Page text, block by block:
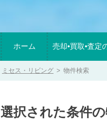
ホーム 売却•買取•査定
ミセス・リビング > 物件検索
選択された条件